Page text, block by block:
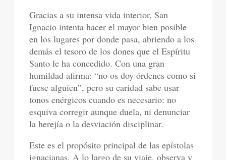
Gracias a su intensa vida interior, San
Ignacio intenta hacer el mayor bien posible
en los lugares por donde pasa, abriendo a los
demás el tesoro de los dones que el Espíritu
Santo le ha concedido. Con una gran
humildad afirma: “no os doy órdenes como si
fuese alguien”, pero su caridad sabe usar
tonos enérgicos cuando es necesario: no
esquiva corregir aunque duela, ni denunciar
la herejía o la desviación disciplinar.
Este es el propósito principal de las epístolas
ignacianas. A lo largo de su viaje, observa y